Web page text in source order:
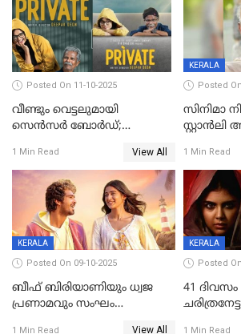
Posted On 11-10-2025
വീണ്ടും വെട്ടലുമായി
സെന്‍സര്‍ ബോര്‍ഡ്;
തിരുത്തല്‍
1 Min Read View All
KERALA
Posted
സിനിമാ
സ്റ്റാൻലി
1 Min Read
KERALA
Posted On 09-10-2025
ബീഫ് ബിരിയാണിയും ധ്വജ
പ്രണാമവും സംഘം
1 Min Read View All
KERALA
Posted
41
1 Min Read